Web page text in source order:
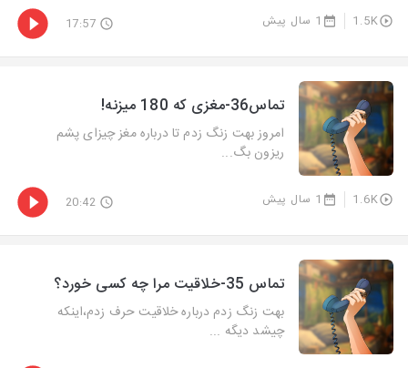
1.5K 1 سال پیش 17:57
تماس36-مغزی که 180 میزنه!
امروز بهت زنگ زدم تا درباره مغز چیزای پشم
ریزون بگ...
1.6K 1 سال پیش 20:42
تماس 35-خلاقیت مرا چه کسی خورد؟
بهت زنگ زدم درباره خلاقیت حرف زدم،اینکه
چیشد دیگه ...